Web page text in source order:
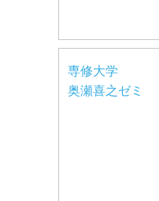
専修大学
奥瀬喜之ゼミ